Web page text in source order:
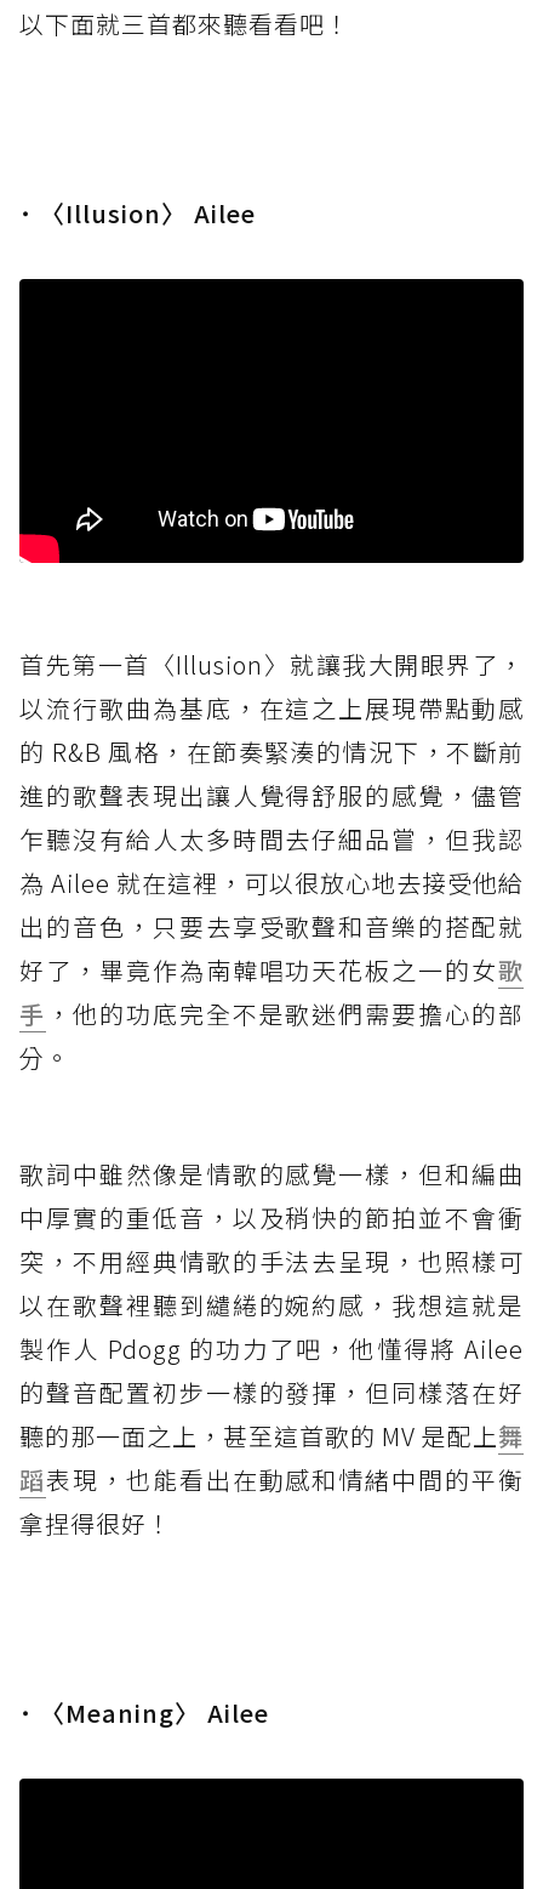
以下面就三首都來聽看看吧！
˙ 〈Illusion〉 Ailee
首先第一首〈Illusion〉就讓我大開眼界了，
以流行歌曲為基底，在這之上展現帶點動感
的 R&B 風格，在節奏緊湊的情況下，不斷前
進的歌聲表現出讓人覺得舒服的感覺，儘管
乍聽沒有給人太多時間去仔細品嘗，但我認
為 Ailee 就在這裡，可以很放心地去接受他給
出的音色，只要去享受歌聲和音樂的搭配就
好了，畢竟作為南韓唱功天花板之一的女歌
手 ，他的功底完全不是歌迷們需要擔心的部
分。
歌詞中雖然像是情歌的感覺一樣，但和編曲
中厚實的重低音，以及稍快的節拍並不會衝
突，不用經典情歌的手法去呈現，也照樣可
以在歌聲裡聽到繾綣的婉約感，我想這就是
製作人 Pdogg 的功力了吧，他懂得將 Ailee
的聲音配置初步一樣的發揮，但同樣落在好
聽的那一面之上，甚至這首歌的 MV 是配上舞
蹈表現，也能看出在動感和情緒中間的平衡
拿捏得很好！
˙ 〈Meaning〉 Ailee